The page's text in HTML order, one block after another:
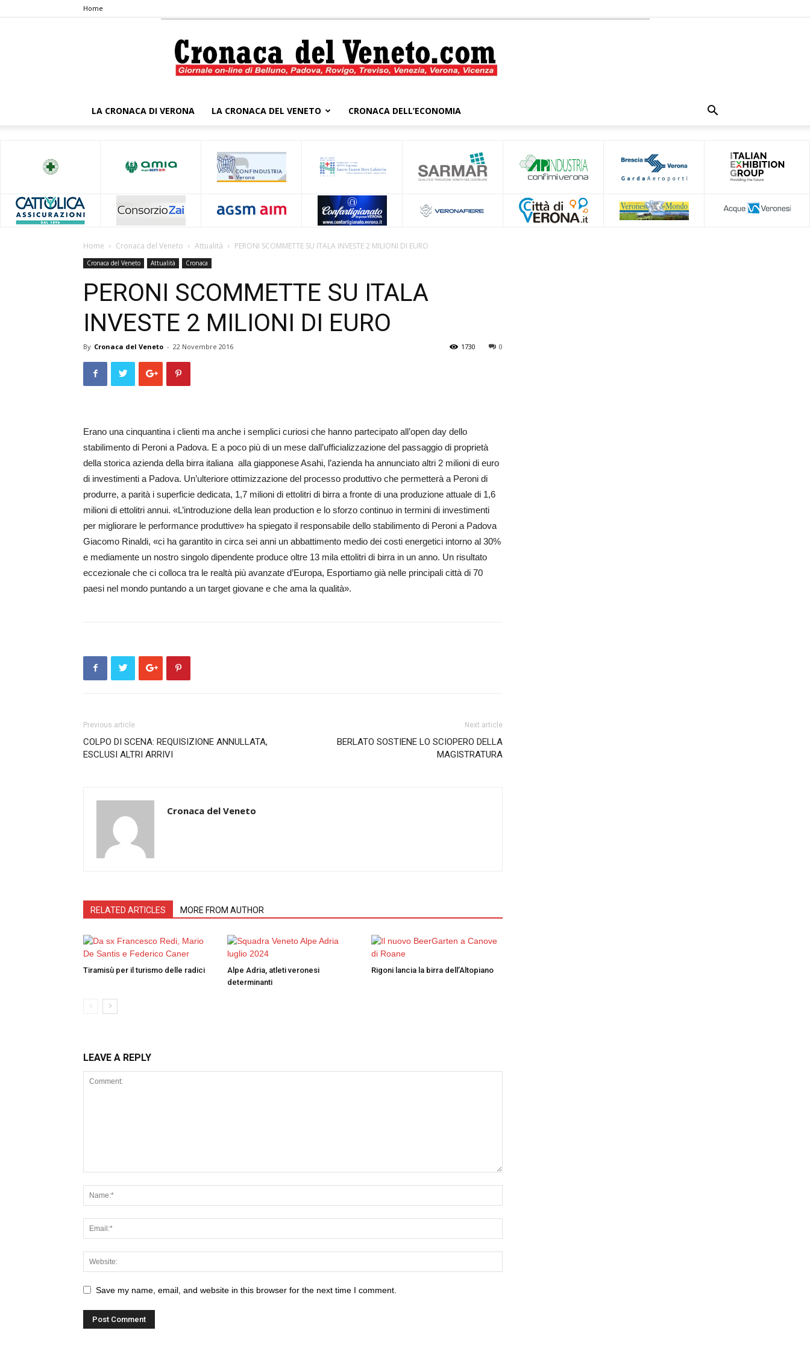
Home
Veneto
LA CRONACA DI VERONA LA CRONACA DEL VENETO CRONACA DELL’ECONOMIA
Home Cronaca del Veneto Attualità PERONI SCOMMETTE SU ITALA INVESTE 2 MILIONI DI EURO
Cronaca del Veneto Attualità Cronaca
PERONI SCOMMETTE SU ITALA
INVESTE 2 MILIONI DI EURO
By Cronaca del Veneto - 22 Novembre 2016 0
1730
Erano una cinquantina i clienti ma anche i semplici curiosi che hanno partecipato all’open day dello
stabilimento di Peroni a Padova. E a poco più di un mese dall’ufficializzazione del passaggio di proprietà
della storica azienda della birra italiana alla giapponese Asahi, l’azienda ha annunciato altri 2 milioni di euro
di investimenti a Padova. Un’ulteriore ottimizzazione del processo produttivo che permetterà a Peroni di
produrre, a parità i superficie dedicata, 1,7 milioni di ettolitri di birra a fronte di una produzione attuale di 1,6
milioni di ettolitri annui. «L’i­ntroduzione della lean production e lo sforzo continuo in te­r­mini di investimenti
per migliorare le performance produttive» ha spiegato il responsabile dello stabilimento di Peroni a Padova
Giacomo Rinaldi, «ci ha garantito in circa sei anni un abbattimento medio dei costi energetici intorno al 30%
e mediamente un nostro singolo dipendente produce oltre 13 mila ettolitri di birra in un anno. Un risultato
eccezionale che ci colloca tra le realtà più avanzate d’Europa, Esportiamo già nelle principali città di 70
paesi nel mondo puntando a un target giovane e che ama la qualità».
Previous article
COLPO DI SCENA: REQUISIZIONE ANNULLATA,
ESCLUSI ALTRI ARRIVI
Next article
BERLATO SOSTIENE LO SCIOPERO DELLA
MAGISTRATURA
Cronaca del Veneto
RELATED ARTICLES MORE FROM AUTHOR
Tiramisù per il turismo delle radici
Alpe Adria, atleti veronesi
determinanti
Rigoni lancia la birra dell’Altopiano
LEAVE A REPLY
Save my name, email, and website in this browser for the next time I comment.